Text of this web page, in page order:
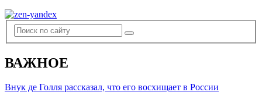
ВАЖНОЕ
Внук де Голля рассказал, что его восхищает в России